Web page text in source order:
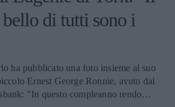
di tutti sono i
ha pubblicato una foto insieme al suo
Ernest George Ronnie, avuto dal
"In questo compleanno rendo